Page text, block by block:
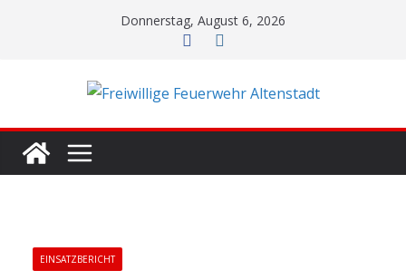
Donnerstag, August 6, 2026
EINSATZBERICHT